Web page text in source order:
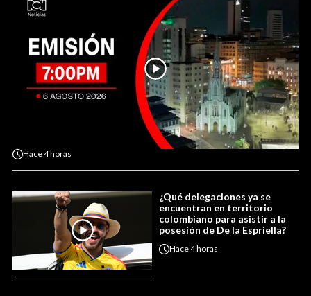
Hace4 horas
¿Qué delegaciones ya se
encuentran en territorio
colombiano para asistir a la
posesión de De la Espriella?
Hace4 horas